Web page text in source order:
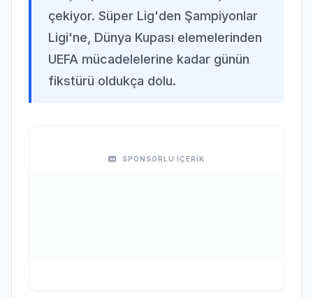
çekiyor. Süper Lig'den Şampiyonlar
Ligi'ne, Dünya Kupası elemelerinden
UEFA mücadelelerine kadar günün
fikstürü oldukça dolu.
SPONSORLU İÇERİK